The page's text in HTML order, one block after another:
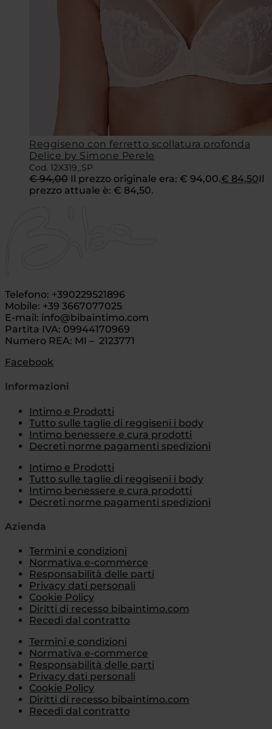
Reggiseno con ferretto scollatura profonda
Delice by Simone Perele
Cod. 12X319_SP
€94,00 Il prezzo originale era: € 94,00.€ 84,50Il
prezzo attuale è: € 84,50.
Telefono: +390229521896
Mobile: +39 3667077025
E-mail: info@bibaintimo.com
Partita IVA: 09944170969
Numero REA: MI – 2123771
Facebook
Informazioni
Intimo e Prodotti
Tutto sulle taglie di reggiseni i body
Intimo benessere e cura prodotti
Decreti norme pagamenti spedizioni
Intimo e Prodotti
Tutto sulle taglie di reggiseni i body
Intimo benessere e cura prodotti
Decreti norme pagamenti spedizioni
Azienda
Termini e condizioni
Normativa e-commerce
Responsabilità delle parti
Privacy dati personali
Cookie Policy
Diritti di recesso bibaintimo.com
Recedi dal contratto
Termini e condizioni
Normativa e-commerce
Responsabilità delle parti
Privacy dati personali
Cookie Policy
Diritti di recesso bibaintimo.com
Recedi dal contratto